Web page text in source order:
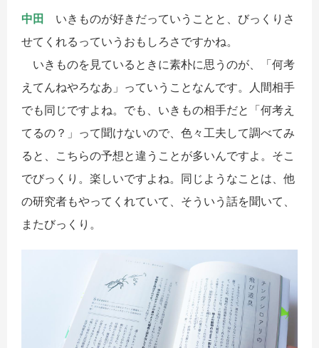
中田 いきものが好きだっていうことと、びっくりさ
せてくれるっていうおもしろさですかね。
いきものを見ているときに素朴に思うのが、「何考
えてんねやろなあ」っていうことなんです。人間相手
でも同じですよね。でも、いきもの相手だと「何考え
てるの？」って聞けないので、色々工夫して調べてみ
ると、こちらの予想と違うことが多いんですよ。そこ
でびっくり。楽しいですよね。同じようなことは、他
の研究者もやってくれていて、そういう話を聞いて、
またびっくり。